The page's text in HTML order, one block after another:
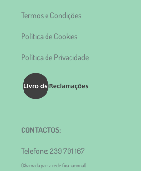
Termos e Condições
Política de Cookies
Política de Privacidade
CONTACTOS:
Telefone: 239 701 167
(Chamada para a rede fixa nacional)